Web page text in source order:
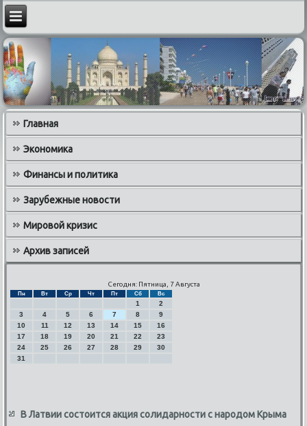
Главная
Экономика
Финансы и политика
Зарубежные новости
Мировой кризис
Архив записей
Сегодня: Пятница, 7 Августа
Пн Вт Ср Чт Пт Сб Вс
1
2
3
4 5 6 7 8
9
10
11 12 13 14 15
16
17
18 19 20 21 22
23
24
25 26 27 28 29
30
31
В Латвии состоится акция солидарности с народом Крыма